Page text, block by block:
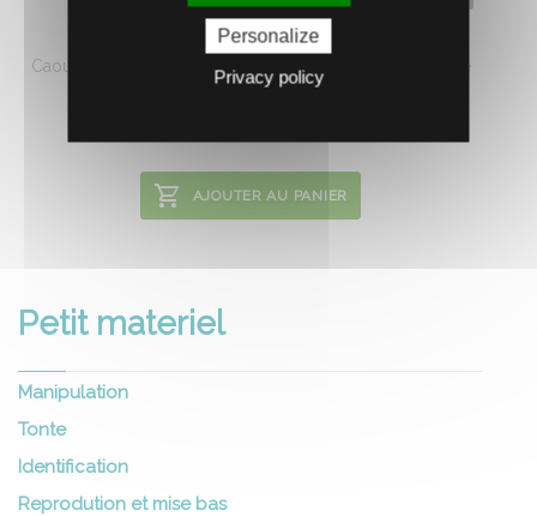
ANNEAUX GOMME BOITE DE 500
Caoutchouc. Pour castrer ou couper facilement la queue
des nouveau-nés. ø extérieur ...
AJOUTER AU PANIER
Petit materiel
Manipulation
Tonte
Identification
Reprodution et mise bas
Personalize
Privacy policy